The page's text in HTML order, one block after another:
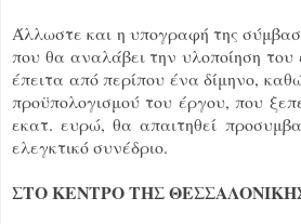
Άλλωστε και η υπογραφή της
που θα αναλάβει την υλοποίηση του
έπειτα από περίπου ένα δίμηνο,
προϋπολογισμού του έργου, που
εκατ. ευρώ, θα απαιτηθεί
ελεγκτικό συνέδριο.
ΣΤΟ ΚΕΝΤΡΟ ΤΗΣ